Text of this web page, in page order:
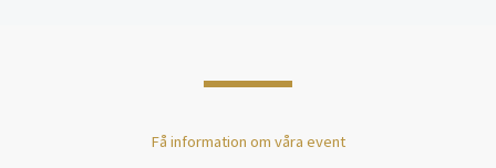
Få information om våra event